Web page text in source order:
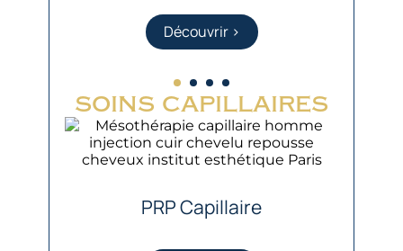
Découvrir >
soins capillaires
PRP Capillaire